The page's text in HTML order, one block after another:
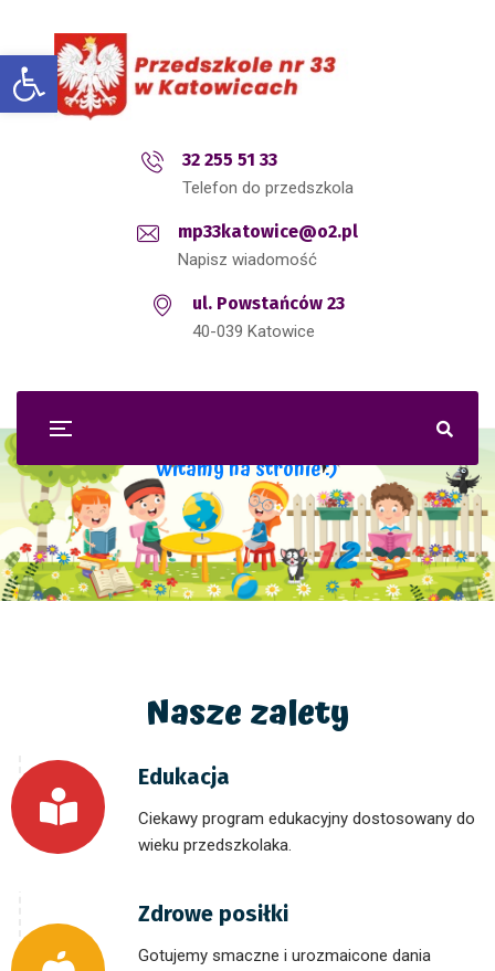
Open toolbar
32 255 51 33
Telefon do przedszkola
mp33katowice@o2.pl
Napisz wiadomość
ul. Powstańców 23
40-039 Katowice
Witamy na stronie :)
Nasze zalety
Edukacja
Ciekawy program edukacyjny dostosowany do
wieku przedszkolaka.
Zdrowe posiłki
Gotujemy smaczne i urozmaicone dania